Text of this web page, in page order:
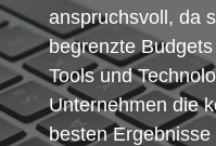
anspruchsvoll, da
begrenzte
Tools und
Unternehmen die
besten